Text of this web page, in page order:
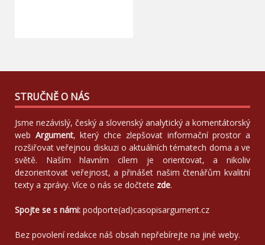
STRUČNĚ O NÁS
Jsme nezávislý, český a slovenský analytický a komentátorský
web Argument, který chce zlepšovat informační prostor a
rozšiřovat veřejnou diskuzi o aktuálních tématech doma a ve
světě. Naším hlavním cílem je orientovat, a nikoliv
dezorientovat veřejnost, a přinášet našim čtenářům kvalitní
texty a zprávy. Více o nás se dočtete zde.
Spojte se s námi: podporte(ad)casopisargument.cz
Bez povolení redakce náš obsah nepřebírejte na jiné weby.